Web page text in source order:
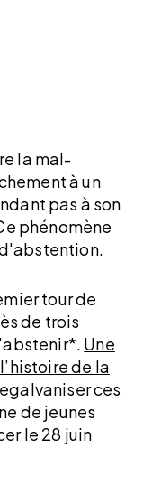
la mal-
à un
pas à son
phénomène
tour de
de trois
Une
de la
ces
de jeunes
le 28 juin